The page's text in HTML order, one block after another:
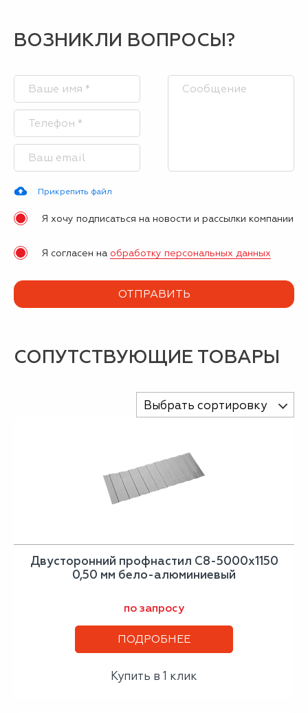
ВОЗНИКЛИ ВОПРОСЫ?
Прикрепить файл
Я хочу подписаться на новости и рассылки компании
Я согласен на обработку персональных данных
СОПУТСТВУЮЩИЕ ТОВАРЫ
Выбрать сортировку
Двусторонний профнастил С8-5000х1150
0,50 мм бело-алюминиевый
по запросу
ПОДРОБНЕЕ
Купить в 1 клик